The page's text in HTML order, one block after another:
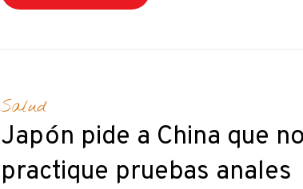
Salud
Japón pide a China que
practique pruebas anales